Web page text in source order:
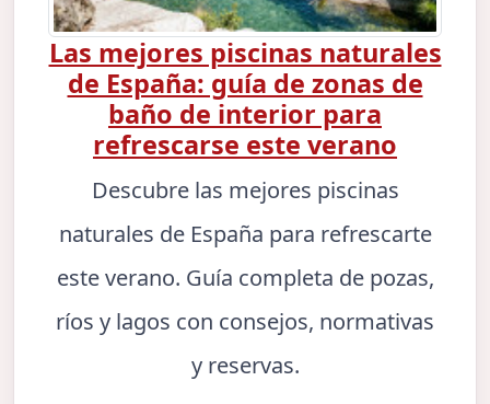
Las mejores piscinas naturales
de España: guía de zonas de
baño de interior para
refrescarse este verano
Descubre las mejores piscinas
naturales de España para refrescarte
este verano. Guía completa de pozas,
ríos y lagos con consejos, normativas
y reservas.